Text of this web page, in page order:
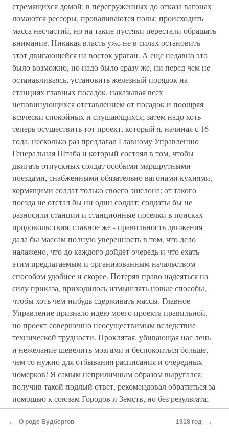
стремящихся домой; в перегруженных до отказа вагонах
ломаются рессоры, проваливаются полы; происходить
масса несчастий, но на такие пустяки перестали обращать
внимание. Никакая власть yжe не в силах остановить
этот двигающейся на восток ураган. А еще недавно это
было возможно, но надо было сразу же, ни перед чем не
останавливаясь, установить железный порядок на
станциях главных посадок, наказывая всех
неповинующихся отставлением от посадок и поощряя
всячески спокойных и слушающихся; затем надо хоть
теперь осуществить тот проект, который я, начиная с 16
года, несколько раз предлагал Главному Управлению
Генеральная Штаба и который состоял в том, чтобы
двигать отпускных солдат особыми маршрутными
поездами, снабженными обязательно вагонами кухнями,
кормящими солдат только своего эшелона; от такого
поезда не отстал бы ни один солдат; солдаты бы не
разносили станции и станционные поселки в поисках
продовольствия; главное же - правильность движения
дала бы массам полную уверенность в том, что дело
налажено, что до каждого дойдет очередь и что ехать
этим предлагаемым и организованным начальством
способом удобнее и скорее. Потеряв право надеяться на
силу приказа, приходилось измышлять новые способы,
чтобы хоть чем-нибудь сдерживать массы. Главное
Управление признало идею моего проекта правильной,
но проект совершенно неосуществимым вследствие
технической трудности. Проклятая, убивающая нас лень
и нежелание шевелить мозгами и беспокоиться больше,
чем то нужно для отбывания расписания и очередных
номерков! Я самым неприличным образом выругался,
получив такой подлый ответ, рекомендовал обратиться за
помощью к союзам Городов и Земств, но без результата;
равнодушие не позволило понять всю огромность
психологического значения сохранить на железных
← О роде Будбергов 1918 год →